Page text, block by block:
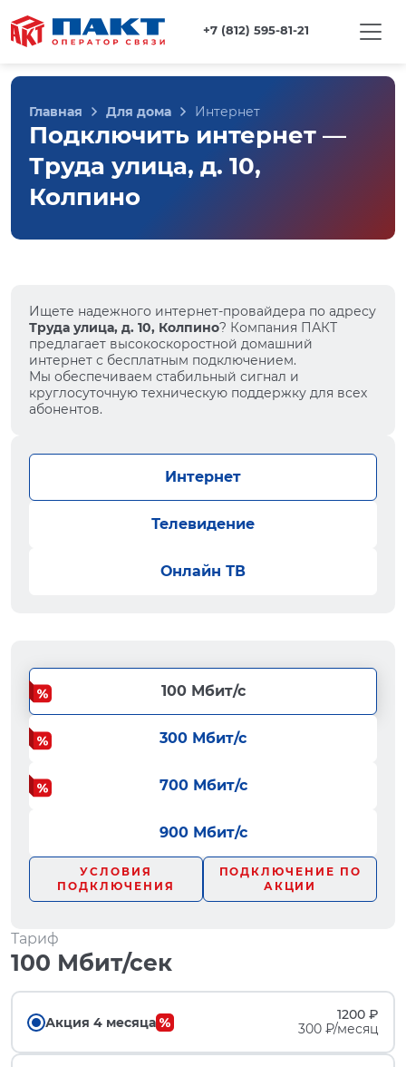
+7 (812) 595-81-21
Главная Для дома Интернет
Подключить интернет —
Труда улица, д. 10,
Колпино
Ищете надежного интернет-провайдера по адресу
Труда улица, д. 10, Колпино? Компания ПАКТ
предлагает высокоскоростной домашний
интернет с бесплатным подключением.
Мы обеспечиваем стабильный сигнал и
круглосуточную техническую поддержку для всех
абонентов.
Интернет
Телевидение
Онлайн ТВ
100 Мбит/с
300 Мбит/с
700 Мбит/с
900 Мбит/с
УСЛОВИЯ
ПОДКЛЮЧЕНИЯ
ПОДКЛЮЧЕНИЕ ПО
АКЦИИ
Тариф
100 Мбит/сек
Акция 4 месяца
1200 ₽
300 ₽/месяц